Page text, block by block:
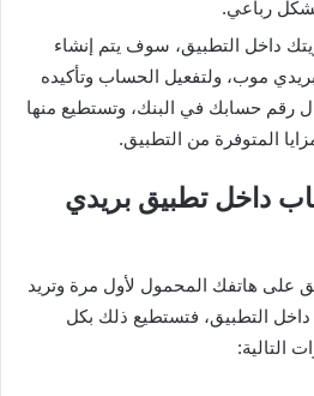
رباعي.
داخل التطبيق، سوف يتم إنشاء
موب، ولتفعيل الحساب وتأكيده
حسابك في البنك، وتستطيع منها
المتوفرة من التطبيق.
داخل تطبيق بريدي
على هاتفك المحمول لأول مرة وتريد
التطبيق، فتستطيع ذلك بكل
التالية: